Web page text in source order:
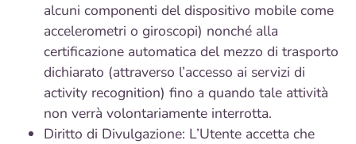
alcuni componenti del dispositivo mobile come
accelerometri o giroscopi) nonché alla
certificazione automatica del mezzo di trasporto
dichiarato (attraverso l’accesso ai servizi di
activity recognition) fino a quando tale attività
non verrà volontariamente interrotta.
Diritto di Divulgazione: L’Utente accetta che